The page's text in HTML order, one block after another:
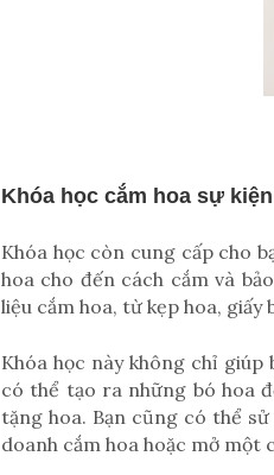
Khóa học cắm hoa sự
Khóa học còn cung cấp cho
hoa cho đến cách cắm và
liệu cắm hoa, từ kẹp hoa, giấy
Khóa học này không chỉ giúp
có thể tạo ra những bó hoa
tặng hoa. Bạn cũng có thể
doanh cắm hoa hoặc mở một